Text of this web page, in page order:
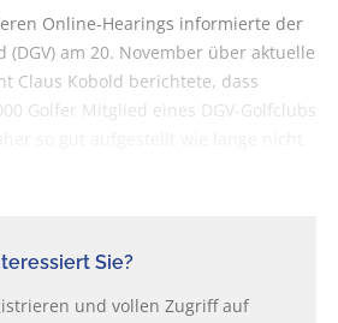
Online-Hearings informierte der
(DGV) am 20. November über aktuelle
Claus Kobold berichtete, dass
Golfer Mitglied eines DGV-Golfclubs
Sie?
und vollen Zugriff auf